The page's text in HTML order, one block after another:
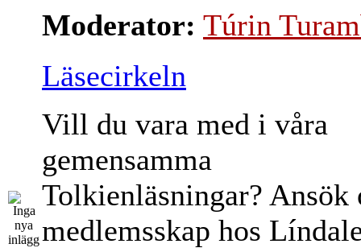
Moderator: Túrin
Läsecirkeln
Vill du vara med i våra
gemensamma
Tolkienläsningar? Ansök
medlemsskap hos